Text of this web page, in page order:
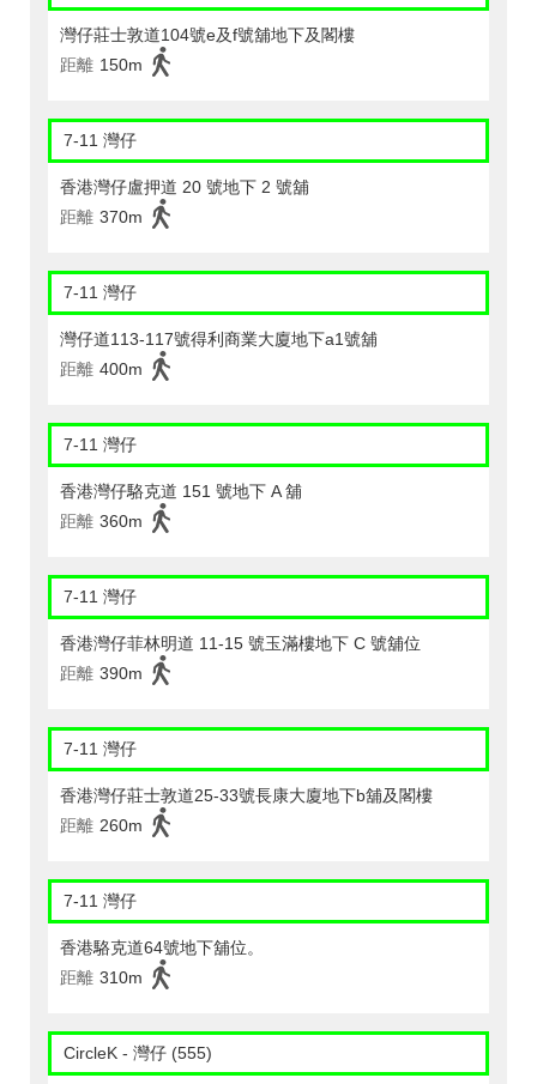
灣仔莊士敦道104號e及f號舖地下及閣樓
距離 150m
7-11 灣仔
香港灣仔盧押道 20 號地下 2 號舖
距離 370m
7-11 灣仔
灣仔道113-117號得利商業大廈地下a1號舖
距離 400m
7-11 灣仔
香港灣仔駱克道 151 號地下 A 舖
距離 360m
7-11 灣仔
香港灣仔菲林明道 11-15 號玉滿樓地下 C 號舖位
距離 390m
7-11 灣仔
香港灣仔莊士敦道25-33號長康大廈地下b舖及閣樓
距離 260m
7-11 灣仔
香港駱克道64號地下舖位。
距離 310m
CircleK - 灣仔 (555)